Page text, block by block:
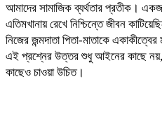
আমাদের সামাজিক ব্যর্থতার প্রতীক।
এতিমখানায় রেখে নিশ্চিন্তে জীবন
নিজের জন্মদাতা পিতা-মাতাকে
এই প্রশ্নের উত্তর শুধু আইনের কাছে নয়,
কাছেও চাওয়া উচিত।